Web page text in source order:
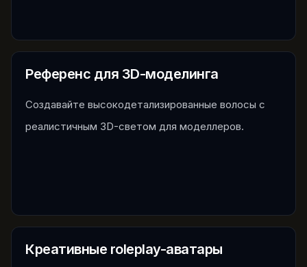
Референс для 3D-моделинга
Создавайте высокодетализированные волосы с
реалистичным 3D-светом для моделлеров.
Креативные roleplay-аватары